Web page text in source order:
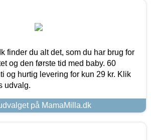
finder du alt det, som du har brug for
og den første tid med baby. 60
og hurtig levering for kun 29 kr. Klik
udvalg.
på MamaMilla.dk